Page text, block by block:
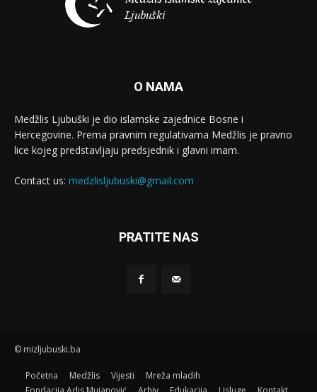
O NAMA
Medžlis Ljubuški je dio islamske zajednice Bosne i
Hercegovine. Prema pravnim regulativama Medžlis je pravno
lice kojeg predstavljaju predsjednik i glavni imam.
Contact us: medzlisljubuski@gmail.com
PRATITE NAS
© mizljubuski.ba
Početna Medžlis Vijesti
Mreža mladih